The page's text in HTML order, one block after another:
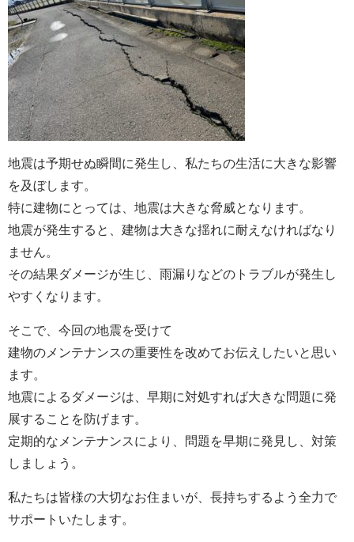
地震は予期せぬ瞬間に発生し、私たちの生活に大きな影響
を及ぼします。
特に建物にとっては、地震は大きな脅威となります。
地震が発生すると、建物は大きな揺れに耐えなければなり
ません。
その結果ダメージが生じ、雨漏りなどのトラブルが発生し
やすくなります。
そこで、今回の地震を受けて
建物のメンテナンスの重要性を改めてお伝えしたいと思い
ます。
地震によるダメージは、早期に対処すれば大きな問題に発
展することを防げます。
定期的なメンテナンスにより、問題を早期に発見し、対策
しましょう。
私たちは皆様の大切なお住まいが、長持ちするよう全力で
サポートいたします。